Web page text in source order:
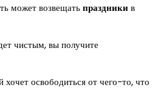
может возвещатьпраздникив
чистым, вы получите
освободиться от чего-то, что